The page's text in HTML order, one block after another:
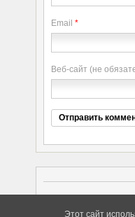
Email *
Веб-сайт (не
Этот сайт